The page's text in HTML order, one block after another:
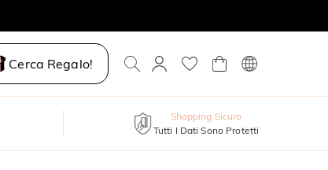
Cerca Regalo!
Shopping Sicuro
Tutti I Dati Sono Protetti